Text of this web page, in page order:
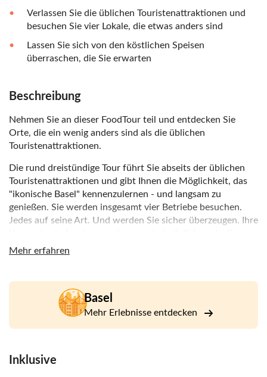
Verlassen Sie die üblichen Touristenattraktionen und
besuchen Sie vier Lokale, die etwas anders sind
Lassen Sie sich von den köstlichen Speisen
überraschen, die Sie erwarten
Beschreibung
Nehmen Sie an dieser FoodTour teil und entdecken Sie
Orte, die ein wenig anders sind als die üblichen
Touristenattraktionen.
Die rund dreistündige Tour führt Sie abseits der üblichen
Touristenattraktionen und gibt Ihnen die Möglichkeit, das
"ikonische Basel" kennenzulernen - und langsam zu
genießen. Sie werden insgesamt vier Betriebe besuchen.
Jedes auf seine Art. Und werden Sie sicher überzeugen. Ihre
Einheimischen. Sie werden überrascht sein, welche
Frühstück auszulassen.
"E guete" wie man auf Schweizerdeutsch sagt, guten
Mehr erfahren
Basel
Mehr Erlebnisse entdecken
Inklusive